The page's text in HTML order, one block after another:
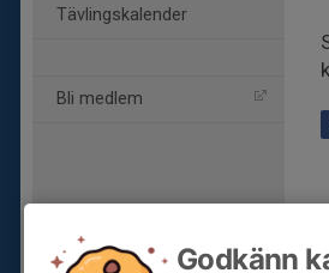
Tävlingskalender
Bli medlem
Godkänn